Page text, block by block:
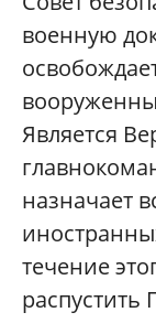
военную
Является
назначает
течение
распустить